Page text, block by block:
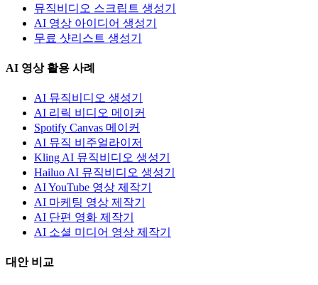
뮤직비디오 스크립트 생성기
AI 영상 아이디어 생성기
무료 샷리스트 생성기
AI 영상 활용 사례
AI 뮤직비디오 생성기
AI 리릭 비디오 메이커
Spotify Canvas 메이커
AI 뮤직 비주얼라이저
Kling AI 뮤직비디오 생성기
Hailuo AI 뮤직비디오 생성기
AI YouTube 영상 제작기
AI 마케팅 영상 제작기
AI 단편 영화 제작기
AI 소셜 미디어 영상 제작기
대안 비교